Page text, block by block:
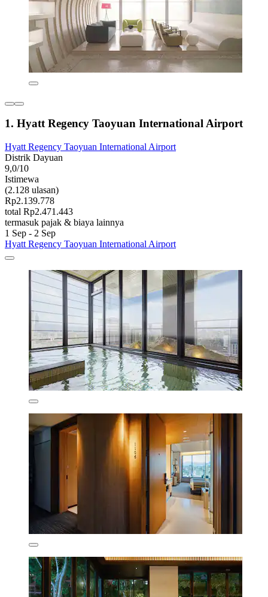
1. Hyatt Regency Taoyuan International Airport
Hyatt Regency Taoyuan International Airport
Distrik Dayuan
9,0/10
Istimewa
(2.128 ulasan)
Rp2.139.778
total Rp2.471.443
termasuk pajak & biaya lainnya
1 Sep - 2 Sep
Hyatt Regency Taoyuan International Airport